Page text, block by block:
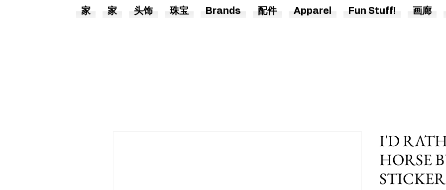
I'D
HORSE
STICKER
家 家 头饰 珠宝 Brands 配件 Apparel Fun Stuff! 画廊